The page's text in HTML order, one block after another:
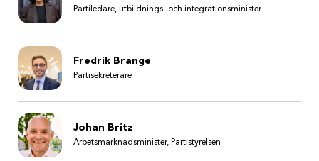
Partiledare, utbildnings- och integrationsminister
Fredrik Brange
Partisekreterare
Johan Britz
Arbetsmarknadsminister, Partistyrelsen